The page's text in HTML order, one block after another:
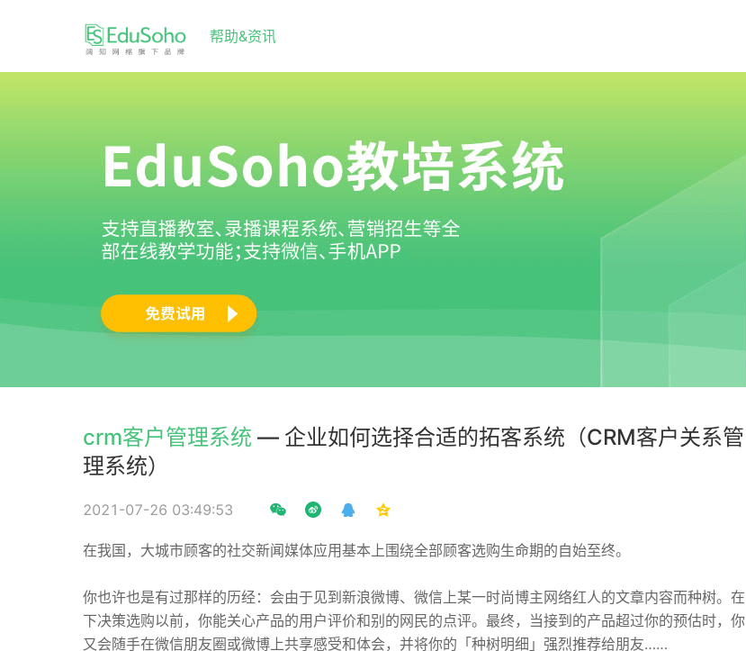
帮助&资讯
crm客户管理系统 — 企业如何选择合适的拓客系统（CRM客户关系管
理系统）
2021-07-26 03:49:53
在我国，大城市顾客的社交新闻媒体应用基本上围绕全部顾客选购生命期的自始至终。
你也许也是有过那样的历经：会由于见到新浪微博、微信上某一时尚博主网络红人的文章内容而种树。在
下决策选购以前，你能关心产品的用户评价和别的网民的点评。最终，当接到的产品超过你的预估时，你
又会随手在微信朋友圈或微博上共享感受和体会，并将你的「种树明细」强烈推荐给朋友……